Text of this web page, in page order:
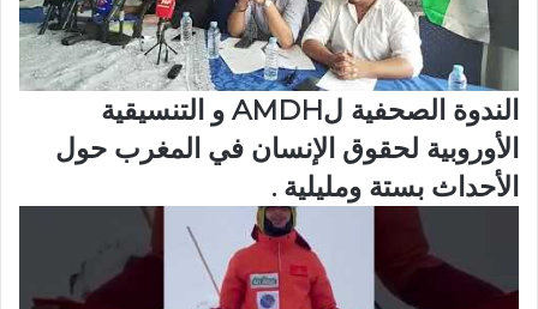
الندوة الصحفية لAMDH و التنسيقية
الأوروبية لحقوق الإنسان في المغرب حول
الأحداث بستة ومليلية .